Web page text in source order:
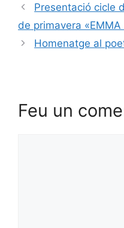
Presentació cicle
de primavera
Homenatge al
Feu un